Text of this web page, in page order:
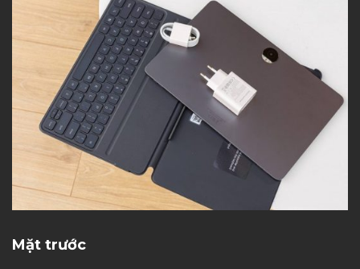
Mặt trước